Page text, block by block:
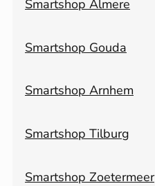
Smartshop Almere
Smartshop Gouda
Smartshop Arnhem
Smartshop Tilburg
Smartshop Zoetermeer